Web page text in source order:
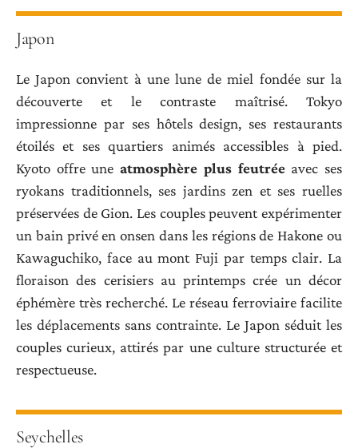
Japon
Le Japon convient à une lune de miel fondée sur la
découverte et le contraste maîtrisé. Tokyo
impressionne par ses hôtels design, ses restaurants
étoilés et ses quartiers animés accessibles à pied.
Kyoto offre uneatmosphère plus feutréeavec ses
ryokans traditionnels, ses jardins zen et ses ruelles
préservées de Gion. Les couples peuvent expérimenter
un bain privé en onsen dans les régions de Hakone ou
Kawaguchiko, face au mont Fuji par temps clair. La
floraison des cerisiers au printemps crée un décor
éphémère très recherché. Le réseau ferroviaire facilite
les déplacements sans contrainte. Le Japon séduit les
couples curieux, attirés par une culture structurée et
respectueuse.
Seychelles